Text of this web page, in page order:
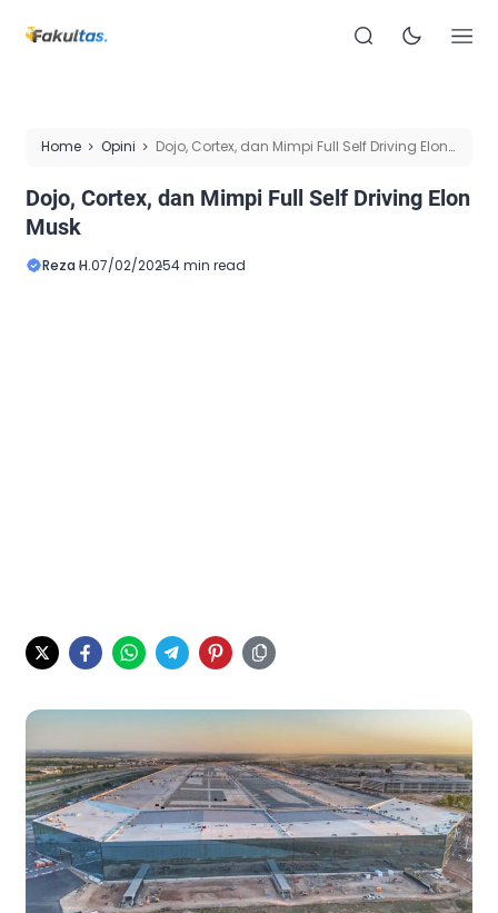
Home Opini
Dojo, Cortex, dan Mimpi Full Self Driving Elon
Dojo, Cortex, dan Mimpi Full Self Driving Elon
Musk
Reza H.07/02/20254 min read